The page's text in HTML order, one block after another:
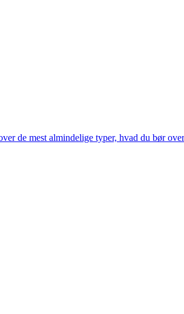
de mest almindelige typer, hvad du bør